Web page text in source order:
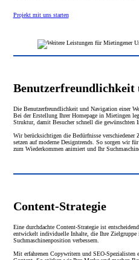
Projekt mit uns starten
Benutzerfreundlichkeit
Die Benutzerfreundlichkeit und Navigation einer
Bei der Erstellung Ihrer Homepage in Mietingen
Struktur, damit Besucher schnell die gewünschten
Wir berücksichtigen die Bedürfnisse
setzen auf moderne Designtrends. So sorgen wir
zum Wiederkommen animiert und Ihr
Content-Strategie
Eine durchdachte Content-Strategie ist
entwickelt individuelle Inhalte, die Ihre Zielgruppe
Suchmaschinenposition verbessern.
Mit erfahrenen Copywritern und SEO-Spezialisten